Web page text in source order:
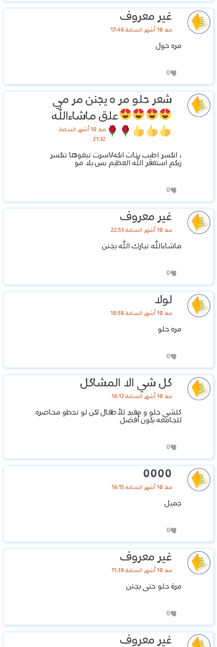
غير معروف
منذ 10 أشهر الساعة 17:46
مره حول
0
شعر حلو مر ه يجنن مر مي
علق ماشاءالله
منذ 10 أشهر الساعة
21:32
، انكسر اطيب بنات انكه٧سرت تبغوها تتكسر
زيكم استغفر الله العظيم بس يلا مو
0
غير معروف
منذ 10 أشهر الساعة 22:53
ماشاءالله تبارك الله يجنن
0
لولا
منذ 10 أشهر الساعة 18:58
مره حلو
0
كل شي الا المشاكل
منذ 10 أشهر الساعة 16:17
كلشي حلو و مفيد للأطفال لكن لو تحطو محاضره
للجامعه يكون أفضل
0
0000
منذ 10 أشهر الساعة 16:15
جميل
0
غير معروف
منذ 10 أشهر الساعة 11:39
مرة ‏حلو حتى يجنن
0
غير معروف